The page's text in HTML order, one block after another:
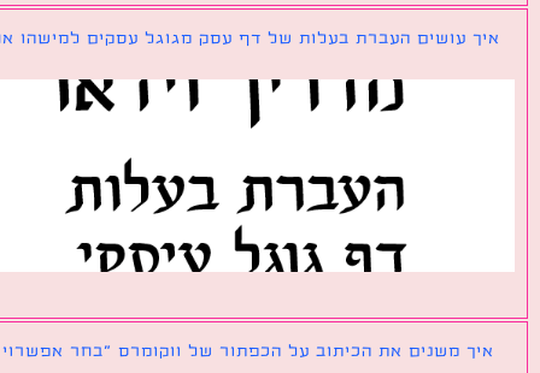
עושים העברת בעלות של דף עסק מגוגל עסקים למישהו אחר?
משנים את הכיתוב על הכפתור של ווקומרס ״בחר אפשרויות״